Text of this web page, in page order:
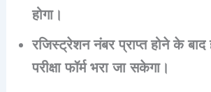
होगा।
रजिस्ट्रेशन नंबर प्राप्त होने के
परीक्षा फॉर्म भरा जा सकेगा।